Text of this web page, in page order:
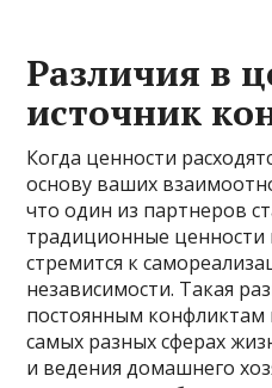
Различия в
источник
Когда ценности
основу ваших
что один из партнеров
традиционные ценности
стремится к
независимости. Такая
постоянным
самых разных сферах
и ведения домашнего